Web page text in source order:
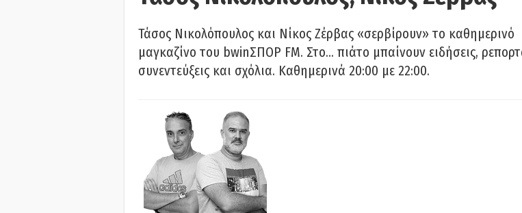
Τάσος Νικολόπουλος και Νίκος Ζέρβας «σερβίρουν» το καθημερινό
μαγκαζίνο του bwinΣΠΟΡ FM. Στο… πιάτο μπαίνουν ειδήσεις,
συνεντεύξεις και σχόλια. Καθημερινά 20:00 με 22:00.